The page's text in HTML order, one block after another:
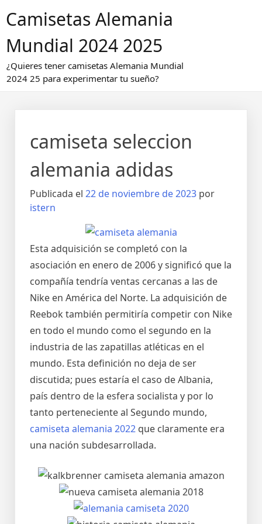
alCamisetas Alemania
Mundial 2024 2025
¿Quieres tener camisetas Alemania Mundial
2024 25 para experimentar tu sueño?
camiseta seleccion
alemania adidas
Publicada el 22 de noviembre de 2023 por
istern
Esta adquisición se completó con la
asociación en enero de 2006 y significó que la
compañía tendría ventas cercanas a las de
Nike en América del Norte. La adquisición de
Reebok también permitiría competir con Nike
en todo el mundo como el segundo en la
industria de las zapatillas atléticas en el
mundo. Esta definición no deja de ser
discutida; pues estaría el caso de Albania,
país dentro de la esfera socialista y por lo
tanto perteneciente al Segundo mundo,
camiseta alemania 2022 que claramente era
una nación subdesarrollada.